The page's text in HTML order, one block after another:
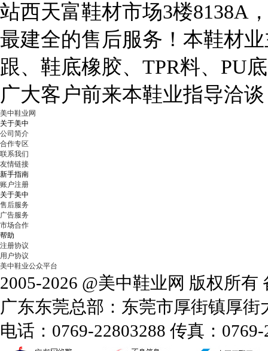
站西天富鞋材市场3楼8138A
最建全的售后服务！本鞋材
跟、鞋底橡胶、 TPR料、 PU
广大客户前来本鞋业指导洽
美中鞋业网
关于美中
公司简介
合作专区
联系我们
友情链接
新手指南
账户注册
关于美中
售后服务
广告服务
市场合作
帮助
注册协议
用户协议
美中鞋业公众平台
2005-2026 @美中鞋业网 版权所有
广东东莞总部：东莞市厚街镇厚
电话：0769-22803288 传真：0769-